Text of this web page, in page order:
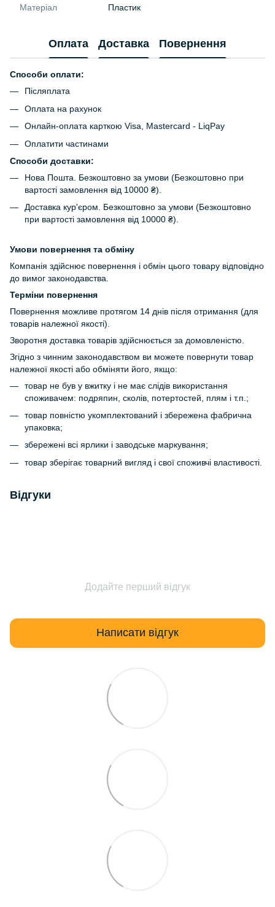
Матеріал Пластик
Оплата Доставка Повернення
Способи оплати:
Післяплата
Оплата на рахунок
Онлайн-оплата карткою Visa, Mastercard - LiqPay
Оплатити частинами
Способи доставки:
Нова Пошта. Безкоштовно за умови (Безкоштовно при
вартості замовлення від 10000 ₴).
Доставка кур'єром. Безкоштовно за умови (Безкоштовно
при вартості замовлення від 10000 ₴).
Умови повернення та обміну
Компанія здійснює повернення і обмін цього товару відповідно
до вимог законодавства.
Терміни повернення
Повернення можливе протягом 14 днів після отримання (для
товарів належної якості).
Зворотня доставка товарів здійснюється за домовленістю.
Згідно з чинним законодавством ви можете повернути товар
належної якості або обміняти його, якщо:
товар не був у вжитку і не має слідів використання
споживачем: подряпин, сколів, потертостей, плям і т.п.;
товар повністю укомплектований і збережена фабрична
упаковка;
збережені всі ярлики і заводське маркування;
товар зберігає товарний вигляд і свої споживчі властивості.
Відгуки
Додайте перший відгук
Написати відгук